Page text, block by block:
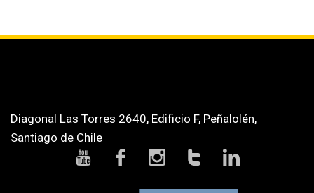
Diagonal Las Torres 2640, Edificio F, Peñalolén,
Santiago de Chile